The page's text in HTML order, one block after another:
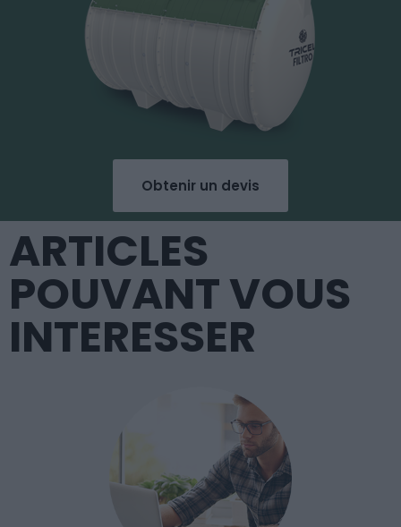
Obtenir un devis
ARTICLES
POUVANT VOUS
INTERESSER